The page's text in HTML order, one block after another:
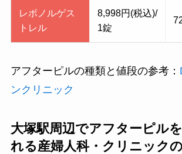
レボノルゲス
トレル
8,998円(税込)/
1錠
アフターピルの種類と値段の参考：
ンクリニック
大塚駅周辺でアフターピル
れる産婦人科・クリニック